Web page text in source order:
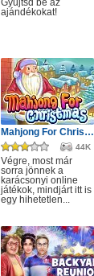
Gyűjtsd be az
ajándékokat!
Mahjong For Christmas
44K
Végre, most már
sorra jönnek a
karácsonyi online
játékok, mindjárt itt is
egy hihetetlen...